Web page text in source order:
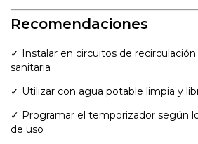
Recomendaciones
✓ Instalar en circuitos de
sanitaria
✓ Utilizar con agua potable limpia y
✓ Programar el temporizador según
de uso